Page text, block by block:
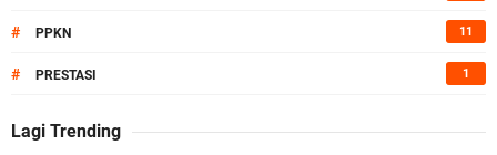
# PPKN 11
# PRESTASI 1
Lagi Trending